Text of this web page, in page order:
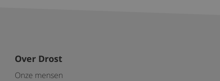
Over Drost
Onze mensen